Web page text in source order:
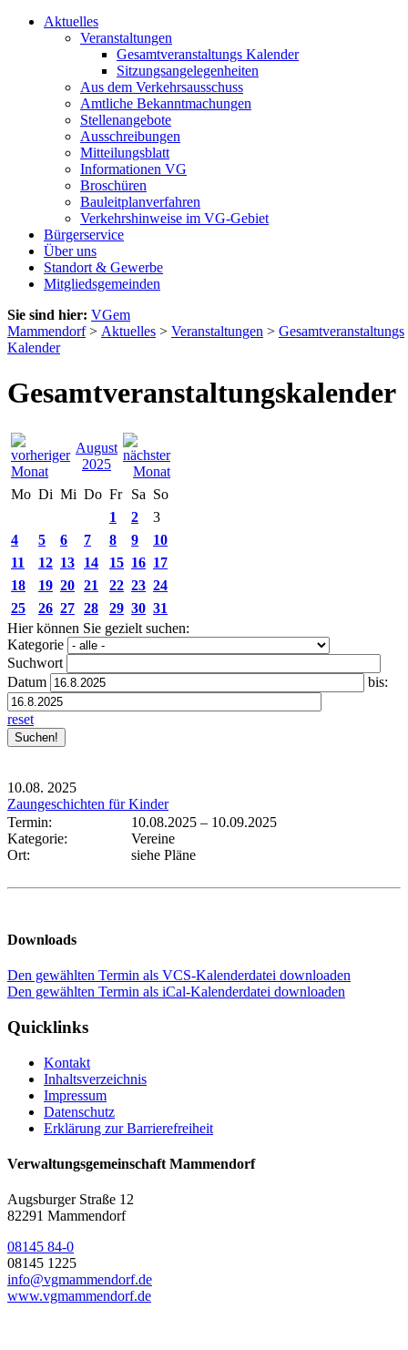
Aktuelles
Veranstaltungen
Gesamtveranstaltungs Kalender
Sitzungsangelegenheiten
Aus dem Verkehrsausschuss
Amtliche Bekanntmachungen
Stellenangebote
Ausschreibungen
Mitteilungsblatt
Informationen VG
Broschüren
Bauleitplanverfahren
Verkehrshinweise im VG-Gebiet
Bürgerservice
Über uns
Standort & Gewerbe
Mitgliedsgemeinden
Sie sind hier: VGem
Mammendorf> Aktuelles > Veranstaltungen > Gesamtveranstaltungs
Kalender
Gesamtveranstaltungskalender
August
2025
Mo Di Mi Do Fr Sa So
1
2
3
4
5 6 7 8 9
10
11
12 13 14 15 16 17
18
19 20 21 22 23 24
25
26 27 28 29 30 31
Hier können Sie gezielt suchen:
Kategorie
Suchwort
Datum
bis:
reset
10.08. 2025
Zaungeschichten für Kinder
Termin:
10.08.2025 – 10.09.2025
Kategorie:
Vereine
Ort:
siehe Pläne
Downloads
Den gewählten Termin als VCS-Kalenderdatei downloaden
Den gewählten Termin als iCal-Kalenderdatei downloaden
Quicklinks
Kontakt
Inhaltsverzeichnis
Impressum
Datenschutz
Erklärung zur Barrierefreiheit
Verwaltungsgemeinschaft Mammendorf
Augsburger Straße 12
82291 Mammendorf
08145 84-0
08145 1225
info@vgmammendorf.de
www.vgmammendorf.de